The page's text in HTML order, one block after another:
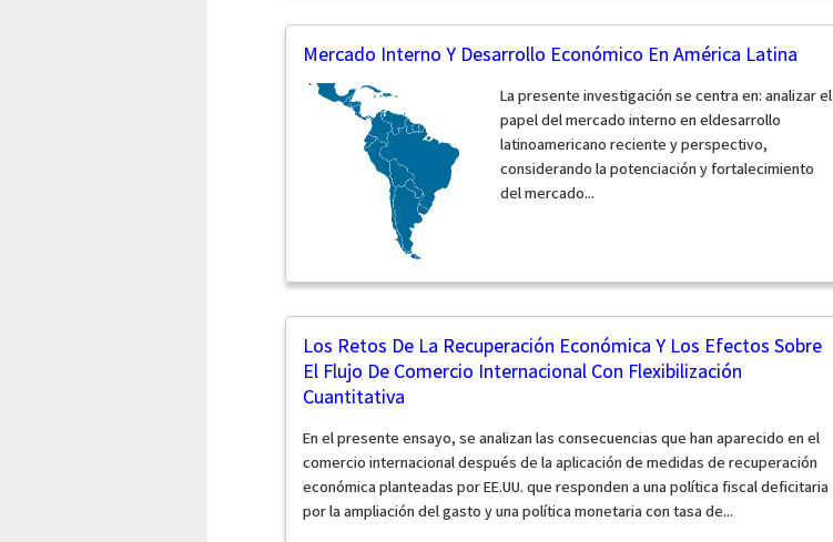
Mercado Interno Y Desarrollo Económico En América Latina
La presente investigación se centra en: analizar el
papel del mercado interno en eldesarrollo
latinoamericano reciente y perspectivo,
considerando la potenciación y fortalecimiento
del mercado...
Los Retos De La Recuperación Económica Y Los Efectos Sobre
El Flujo De Comercio Internacional Con Flexibilización
Cuantitativa
En el presente ensayo, se analizan las consecuencias que han aparecido en el
comercio internacional después de la aplicación de medidas de recuperación
económica planteadas por EE.UU. que responden a una política fiscal deficitaria
por la ampliación del gasto y una política monetaria con tasa de...